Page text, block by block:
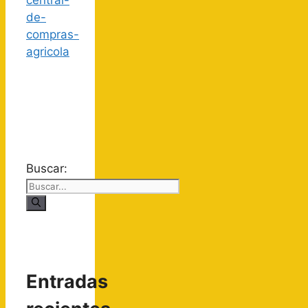
Buscar:
Entradas